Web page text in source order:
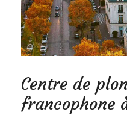
Centre de
francophone